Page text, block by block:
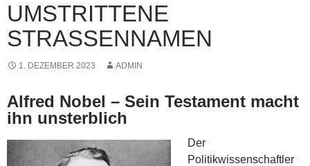
UMSTRITTENE
STRASSENNAMEN
1. DEZEMBER 2023 ADMIN
Alfred Nobel – Sein Testament macht
ihn unsterblich
Der
Politikwissenschaftler